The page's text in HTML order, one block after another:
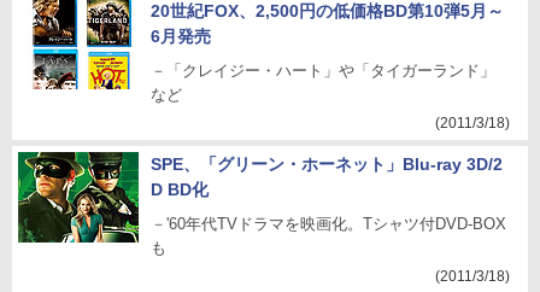
20世紀FOX、2,500円の低価格BD第10弾5月～
6月発売
－「クレイジー・ハート」や「タイガーランド」
など
(2011/3/18)
SPE、「グリーン・ホーネット」Blu-ray 3D/2
D BD化
－'60年代TVドラマを映画化。Tシャツ付DVD-BOX
も
(2011/3/18)